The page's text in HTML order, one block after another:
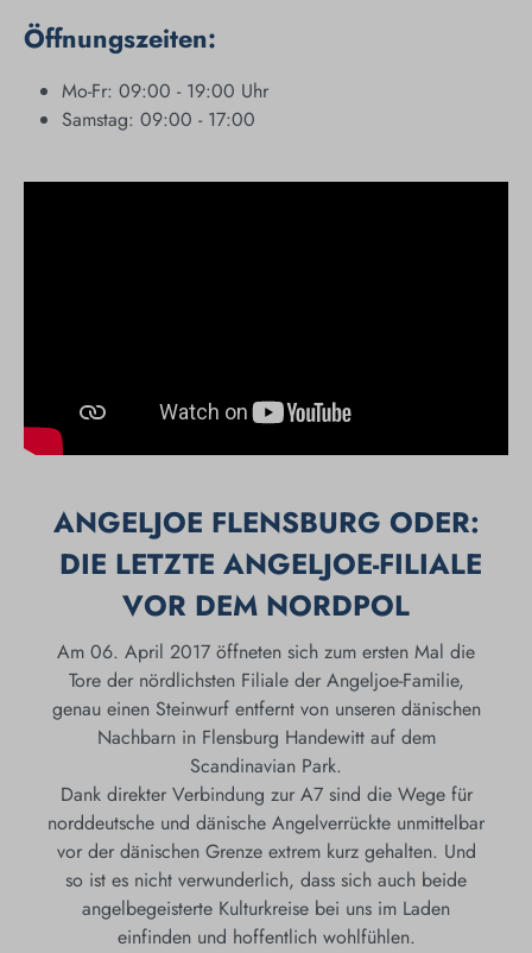
Öffnungszeiten:
Mo-Fr: 09:00 - 19:00 Uhr
Samstag: 09:00 - 17:00
ANGELJOE FLENSBURG ODER:
DIE LETZTE ANGELJOE-FILIALE
VOR DEM NORDPOL
Am 06. April 2017 öffneten sich zum ersten Mal die
Tore der nördlichsten Filiale der Angeljoe-Familie,
genau einen Steinwurf entfernt von unseren dänischen
Nachbarn in Flensburg Handewitt auf dem
Scandinavian Park.
Dank direkter Verbindung zur A7 sind die Wege für
norddeutsche und dänische Angelverrückte unmittelbar
vor der dänischen Grenze extrem kurz gehalten. Und
so ist es nicht verwunderlich, dass sich auch beide
angelbegeisterte Kulturkreise bei uns im Laden
einfinden und hoffentlich wohlfühlen.